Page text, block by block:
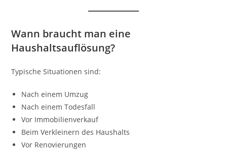
Wann braucht man eine
Haushaltsauflösung?
Typische Situationen sind:
Nach einem Umzug
Nach einem Todesfall
Vor Immobilienverkauf
Beim Verkleinern des Haushalts
Vor Renovierungen